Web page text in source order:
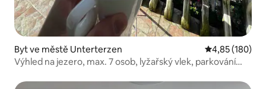
Byt ve městě Unterterzen Průměrné
4,85 (180)
Výhled na jezero, max. 7 osob, lyžařský vlek, parkování